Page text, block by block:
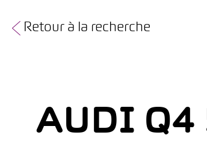
Retour à la recherche
AUDI